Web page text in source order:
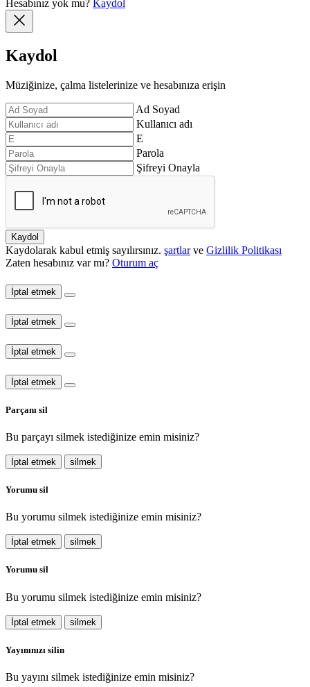
Hesabınız yok mu? Kaydol
Kaydol
Müziğinize, çalma listelerinize ve hesabınıza erişin
Ad Soyad
Kullanıcı adı
E
Parola
Şifreyi Onayla
Kaydol
Kaydolarak kabul etmiş sayılırsınız. şartlar ve Gizlilik Politikası
Zaten hesabınız var mı? Oturum aç
İptal etmek
İptal etmek
İptal etmek
İptal etmek
Parçanı sil
Bu parçayı silmek istediğinize emin misiniz?
İptal etmek silmek
Yorumu sil
Bu yorumu silmek istediğinize emin misiniz?
İptal etmek silmek
Yorumu sil
Bu yorumu silmek istediğinize emin misiniz?
İptal etmek silmek
Yayınınızı silin
Bu yayını silmek istediğinize emin misiniz?